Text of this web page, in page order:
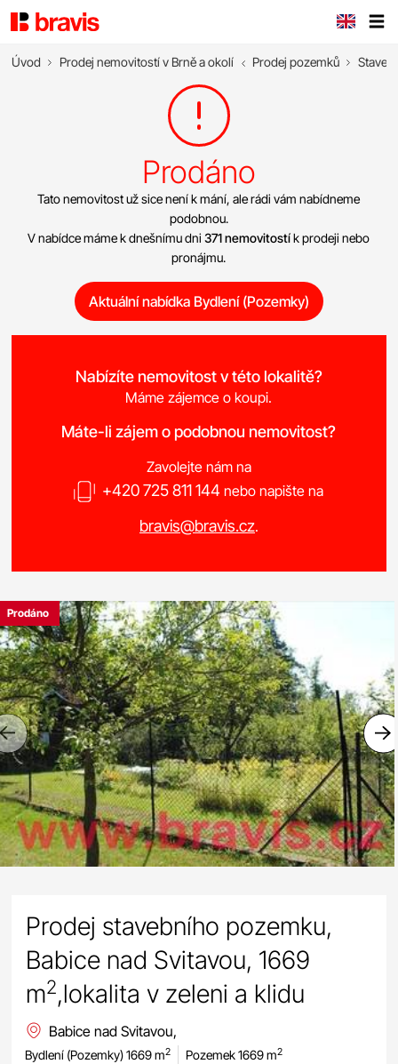
Úvod Prodej nemovitostí v Brně a okolí Prodej pozemků
Prodáno
Tato nemovitost už sice není k mání, ale rádi vám nabídneme
podobnou.
V nabídce máme k dnešnímu dni371 nemovitostík prodeji nebo
pronájmu.
Aktuální nabídka Bydlení (Pozemky)
Nabízíte nemovitost v této lokalitě?
Máme zájemce o koupi.
Máte-li zájem o podobnou nemovitost?
Zavolejte nám na
+420 725 811 144 nebo napište na
bravis@bravis.cz.
Previous
Prodáno
Prodej stavebního pozemku,
Babice nad Svitavou, 1669
m2,lokalita v zeleni a klidu
Babice nad Svitavou,
Bydlení (Pozemky) 1669 m2 Pozemek 1669 m2